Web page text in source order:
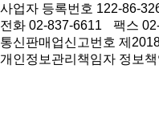
사업자 등록번호 122-86-
전화 02-837-6611
팩스
통신판매업신고번호 제
개인정보관리책임자 정보